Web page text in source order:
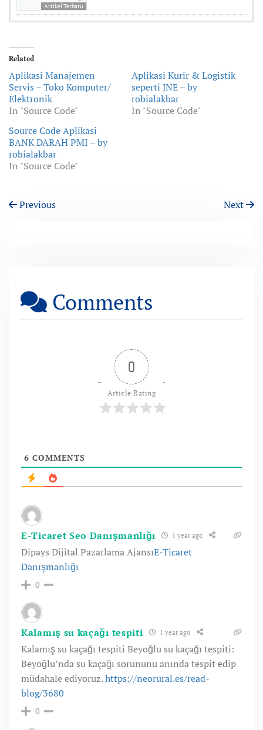
Artikel Terbaru
Related
Aplikasi Manajemen
Servis – Toko Komputer/
Elektronik
In "Source Code"
Aplikasi Kurir & Logistik
seperti JNE – by
robialakbar
In "Source Code"
Source Code Aplikasi
BANK DARAH PMI – by
robialakbar
In "Source Code"
Previous Next
Comments
0
Article Rating
6 COMMENTS
E-Ticaret Seo Danışmanlığı 1 year ago
Dipays Dijital Pazarlama AjansıE-Ticaret
Danışmanlığı
0
Kalamış su kaçağı tespiti 1 year ago
Kalamış su kaçağı tespiti Beyoğlu su kaçağı tespiti:
Beyoğlu’nda su kaçağı sorununu anında tespit edip
müdahale ediyoruz.https://neorural.es/read-
blog/3680
0